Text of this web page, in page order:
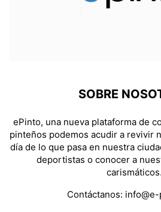
SOBRE
ePinto, una nueva plataforma de
pinteños podemos acudir a revivir
día de lo que pasa en nuestra
deportistas o conocer a
carismáticos.
Contáctanos: